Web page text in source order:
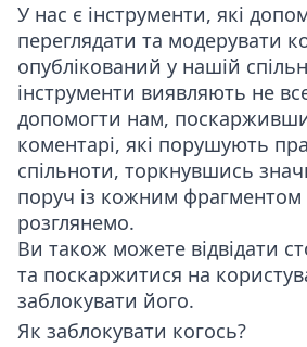
У нас є інструменти, які
переглядати та модерувати
опублікований у нашій
інструменти виявляють не
допомогти нам,
коментарі, які порушують
спільноти, торкнувшись
поруч із кожним фрагментом
розглянемо.
Ви також можете відвідати
та поскаржитися на
заблокувати його.
Як заблокувати когось?